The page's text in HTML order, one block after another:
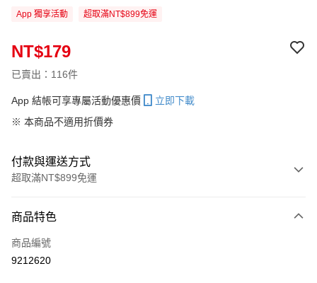
App 獨享活動 超取滿NT$899免運
NT$179
已賣出：116件
App 結帳可享專屬活動優惠價
立即下載
※ 本商品不適用折價券
付款與運送方式
超取滿NT$899免運
信用卡一次付款
信用卡分期付款
商品特色
商品編號
9212620